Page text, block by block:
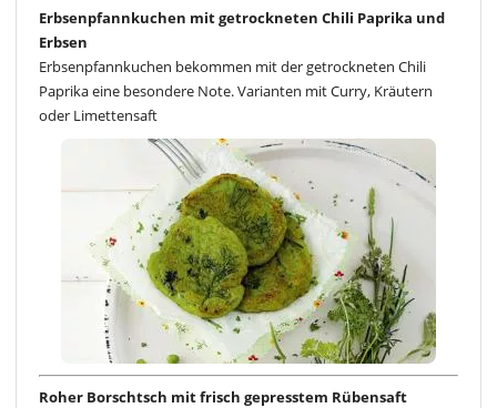
Erbsenpfannkuchen mit getrockneten Chili Paprika und
Erbsen
Erbsenpfannkuchen bekommen mit der getrockneten Chili
Paprika eine besondere Note. Varianten mit Curry, Kräutern
oder Limettensaft
Roher Borschtsch mit frisch gepresstem Rübensaft